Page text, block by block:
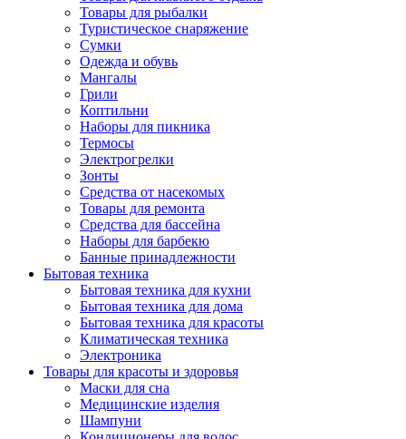
Товары для рыбалки
Туристическое снаряжение
Сумки
Одежда и обувь
Мангалы
Грили
Коптильни
Наборы для пикника
Термосы
Электрогрелки
Зонты
Средства от насекомых
Товары для ремонта
Средства для бассейна
Наборы для барбекю
Банные принадлежности
Бытовая техника
Бытовая техника для кухни
Бытовая техника для дома
Бытовая техника для красоты
Климатическая техника
Электроника
Товары для красоты и здоровья
Маски для сна
Медицинские изделия
Шампуни